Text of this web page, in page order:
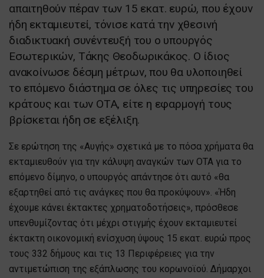
απαιτηθούν πέραν των 15 εκατ. ευρώ, που έχουν
ήδη εκταμιευτεί, τόνισε κατά την χθεσινή
διαδικτυακή συνέντευξή του ο υπουργός
Εσωτερικών, Τάκης Θεοδωρικάκος. Ο ίδιος
ανακοίνωσε δέσμη μέτρων, που θα υλοποιηθεί
το επόμενο διάστημα σε όλες τις υπηρεσίες του
κράτους και των ΟΤΑ, είτε η εφαρμογή τους
βρίσκεται ήδη σε εξέλιξη.
Σε ερώτηση της «Αυγής» σχετικά με το πόσα χρήματα θα
εκταμιευθούν για την κάλυψη αναγκών των ΟΤΑ για το
επόμενο δίμηνο, ο υπουργός απάντησε ότι αυτό «θα
εξαρτηθεί από τις ανάγκες που θα προκύψουν». «Ήδη
έχουμε κάνει έκτακτες χρηματοδοτήσεις», πρόσθεσε
υπενθυμίζοντας ότι μέχρι στιγμής έχουν εκταμιευτεί
έκτακτη οικονομική ενίσχυση ύψους 15 εκατ. ευρώ προς
τους 332 δήμους και τις 13 Περιφέρειες για την
αντιμετώπιση της εξάπλωσης του κορωνοϊού. Δήμαρχοι